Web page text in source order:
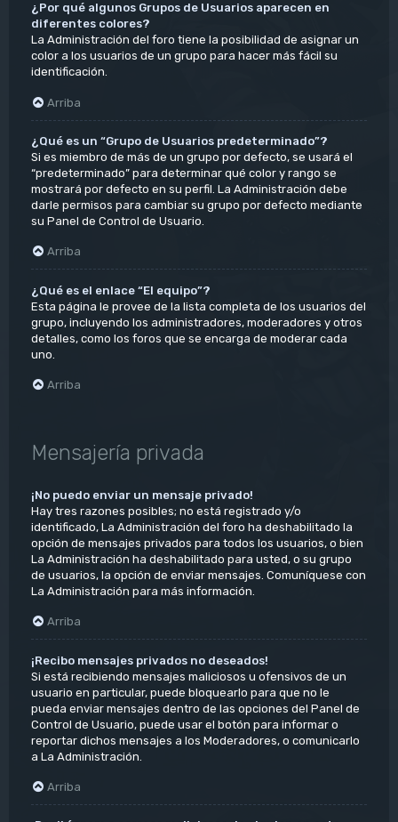
¿Por qué algunos Grupos de Usuarios aparecen en
diferentes colores?
La Administración del foro tiene la posibilidad de asignar un
color a los usuarios de un grupo para hacer más fácil su
identificación.
Arriba
¿Qué es un “Grupo de Usuarios predeterminado”?
Si es miembro de más de un grupo por defecto, se usará el
“predeterminado” para determinar qué color y rango se
mostrará por defecto en su perfil. La Administración debe
darle permisos para cambiar su grupo por defecto mediante
su Panel de Control de Usuario.
Arriba
¿Qué es el enlace “El equipo”?
Esta página le provee de la lista completa de los usuarios del
grupo, incluyendo los administradores, moderadores y otros
detalles, como los foros que se encarga de moderar cada
uno.
Arriba
Mensajería privada
¡No puedo enviar un mensaje privado!
Hay tres razones posibles; no está registrado y/o
identificado, La Administración del foro ha deshabilitado la
opción de mensajes privados para todos los usuarios, o bien
La Administración ha deshabilitado para usted, o su grupo
de usuarios, la opción de enviar mensajes. Comuníquese con
La Administración para más información.
Arriba
¡Recibo mensajes privados no deseados!
Si está recibiendo mensajes maliciosos u ofensivos de un
usuario en particular, puede bloquearlo para que no le
pueda enviar mensajes dentro de las opciones del Panel de
Control de Usuario, puede usar el botón para informar o
reportar dichos mensajes a los Moderadores, o comunicarlo
a La Administración.
Arriba